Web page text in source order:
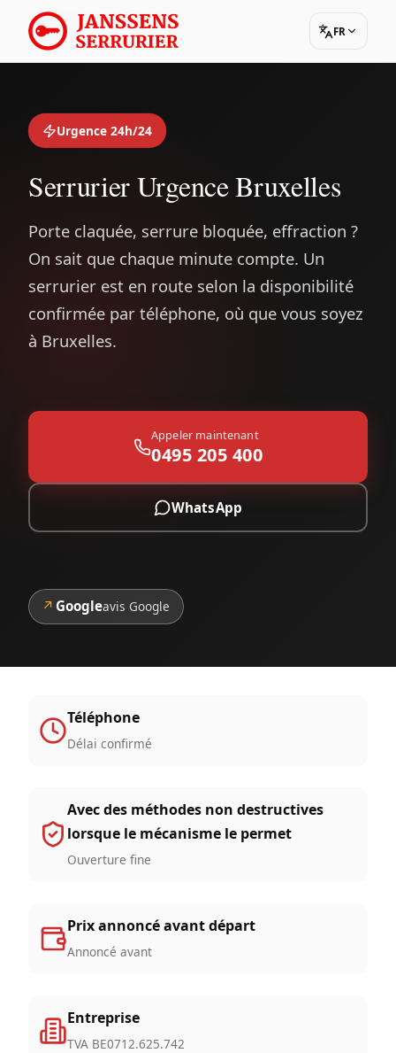
FR
Urgence 24h/24
Serrurier Urgence Bruxelles
Porte claquée, serrure bloquée, effraction ?
On sait que chaque minute compte. Un
serrurier est en route selon la disponibilité
confirmée par téléphone, où que vous soyez
à Bruxelles.
Appeler maintenant
0495 205 400
WhatsApp
↗ Googleavis Google
Téléphone
Délai confirmé
Avec des méthodes non destructives
lorsque le mécanisme le permet
Ouverture fine
Prix annoncé avant départ
Annoncé avant
Entreprise
TVA BE0712.625.742